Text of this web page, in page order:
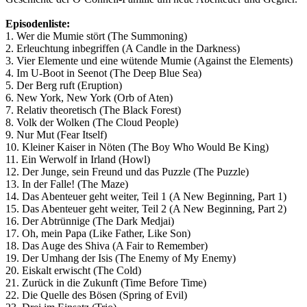
Episodenliste:
1. Wer die Mumie stört (The Summoning)
2. Erleuchtung inbegriffen (A Candle in the Darkness)
3. Vier Elemente und eine wütende Mumie (Against the Elements)
4. Im U-Boot in Seenot (The Deep Blue Sea)
5. Der Berg ruft (Eruption)
6. New York, New York (Orb of Aten)
7. Relativ theoretisch (The Black Forest)
8. Volk der Wolken (The Cloud People)
9. Nur Mut (Fear Itself)
10. Kleiner Kaiser in Nöten (The Boy Who Would Be King)
11. Ein Werwolf in Irland (Howl)
12. Der Junge, sein Freund und das Puzzle (The Puzzle)
13. In der Falle! (The Maze)
14. Das Abenteuer geht weiter, Teil 1 (A New Beginning, Part 1)
15. Das Abenteuer geht weiter, Teil 2 (A New Beginning, Part 2)
16. Der Abtrünnige (The Dark Medjai)
17. Oh, mein Papa (Like Father, Like Son)
18. Das Auge des Shiva (A Fair to Remember)
19. Der Umhang der Isis (The Enemy of My Enemy)
20. Eiskalt erwischt (The Cold)
21. Zurück in die Zukunft (Time Before Time)
22. Die Quelle des Bösen (Spring of Evil)